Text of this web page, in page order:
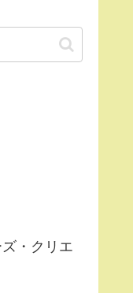
・クリエ